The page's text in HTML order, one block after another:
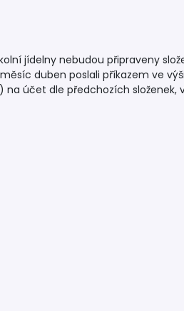
jídelny nebudou připraveny
duben poslali příkazem ve
na účet dle předchozích